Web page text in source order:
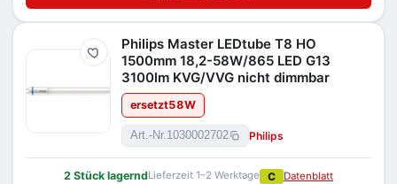
Merken
Philips Master LEDtube T8 HO
1500mm 18,2-58W/865 LED G13
3100lm KVG/VVG nicht dimmbar
ersetzt58W
Art.-Nr.1030002702 Philips
2 Stück lagerndLieferzeit 1–2 Werktage C Datenblatt